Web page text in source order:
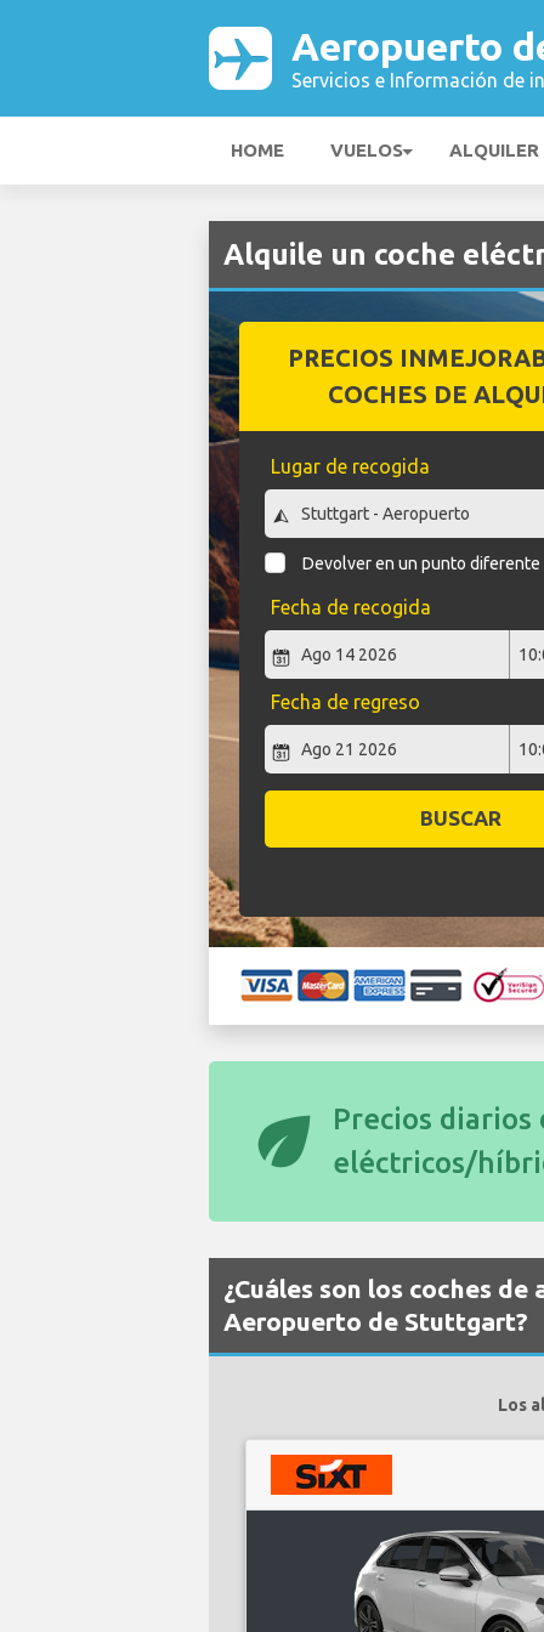
Aeropuerto
Servicios e Información de
HOME VUELOS ALQUILER
Alquile un coche
PRECIOS
COCHES DE
Lugar de recogida
Devolver en un punto diferente
Fecha de recogida
Fecha de regreso
BUSCAR
eco
Precios
eléctricos/
¿Cuáles son los coches
Aeropuerto de Stuttgart?
Los